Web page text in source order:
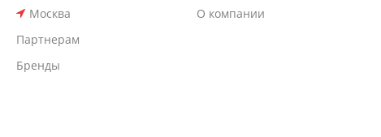
Москва
О компании
Партнерам
Бренды